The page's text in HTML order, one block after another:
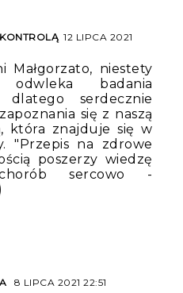
12 LIPCA 2021
Małgorzato, niestety
badania
dlatego serdecznie
się z naszą
która znajduje się w
"Przepis na zdrowe
poszerzy wiedzę
sercowo -
8 LIPCA 2021 22:51